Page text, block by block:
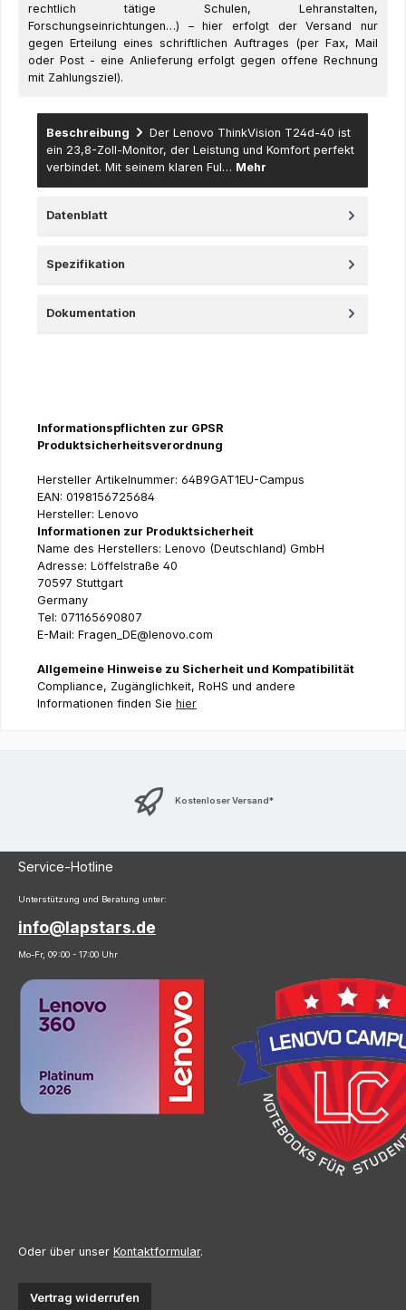
rechtlich tätige Schulen, Lehranstalten,
Forschungseinrichtungen…) – hier erfolgt der Versand nur
gegen Erteilung eines schriftlichen Auftrages (per Fax, Mail
oder Post - eine Anlieferung erfolgt gegen offene Rechnung
mit Zahlungsziel).
Beschreibung
Der Lenovo ThinkVision T24d-40 ist
ein 23,8-Zoll-Monitor, der Leistung und Komfort perfekt
verbindet. Mit seinem klaren Ful… Mehr
Datenblatt
Spezifikation
Dokumentation
Informationspflichten zur GPSR
Produktsicherheitsverordnung
Hersteller Artikelnummer: 64B9GAT1EU-Campus
EAN: 0198156725684
Hersteller: Lenovo
Informationen zur Produktsicherheit
Name des Herstellers: Lenovo (Deutschland) GmbH
Adresse: Löffelstraße 40
70597 Stuttgart
Germany
Tel: 071165690807
E-Mail: Fragen_DE@lenovo.com
Allgemeine Hinweise zu Sicherheit und Kompatibilität
Compliance, Zugänglichkeit, RoHS und andere
Informationen finden Sie hier
Kostenloser Versand*
Service-Hotline
Unterstützung und Beratung unter:
info@lapstars.de
Mo-Fr, 09:00 - 17:00 Uhr
Oder über unser Kontaktformular.
Vertrag widerrufen